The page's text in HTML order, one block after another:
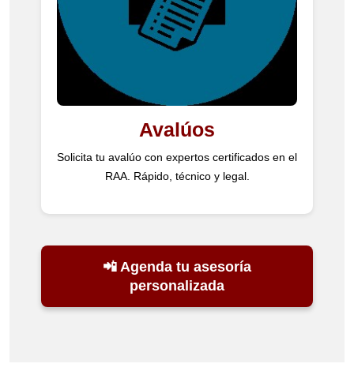
Avalúos
Solicita tu avalúo con expertos certificados en el
RAA. Rápido, técnico y legal.
📲 Agenda tu asesoría
personalizada